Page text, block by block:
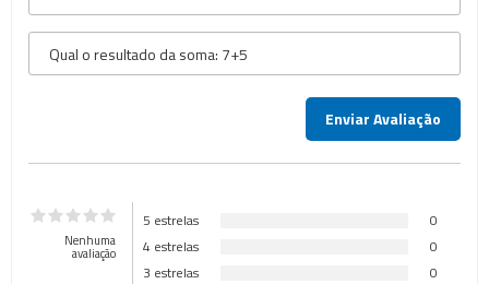
Nenhuma
avaliação
5 estrelas
0
4 estrelas
0
3 estrelas
0